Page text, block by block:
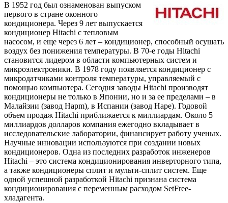
В 1952 год был ознаменован выпуском
первого в стране оконного
кондиционера. Через 9 лет выпускается
кондиционер Hitachi с тепловым
насосом, и еще через 6 лет – кондиционер, способный осушать
воздух без понижения температуры. В 70-е годы Hitachi
становится лидером в области компьютерных систем и
микроэлектроники. В 1978 году появляется кондиционер с
микродатчиками контроля температуры, управляемый с
помощью компьютера. Сегодня заводы Hitachi производят
кондиционеры не только в Японии, но и за ее пределами – в
Малайзии (завод Hapm), в Испании (завод Hape). Годовой
объем продаж Hitachi приближается к миллиардам. Около 5
миллиардов долларов компания ежегодно вкладывает в
исследовательские лаборатории, финансирует работу ученых.
Научные инновации используются при создании новых
кондиционеров. Одна из последних разработок инженеров
Hitachi – это система кондиционирования инверторного типа,
а также кондиционеры сплит и мульти-сплит систем. Еще
одной успешной разработкой Hitachi признана система
кондиционирования с переменным расходом SetFree-
хладагента.